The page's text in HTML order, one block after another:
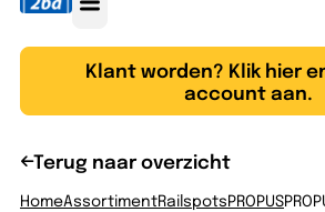
Klant worden? Klik hier
account aan.
Terug naar overzicht
HomeAssortimentRailspotsPROPUS